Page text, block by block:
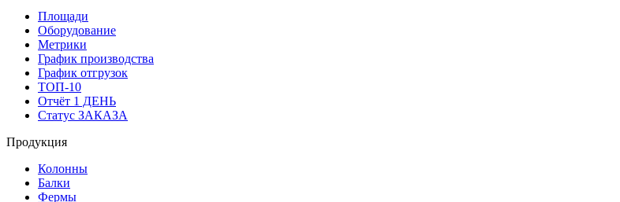
Площади
Оборудование
Метрики
График производства
График отгрузок
ТОП-10
Отчёт 1 ДЕНЬ
Статус ЗАКАЗА
Продукция
Колонны
Балки
Фермы